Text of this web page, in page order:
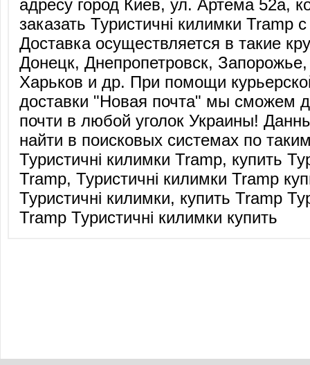
адресу город Киев, ул. Артема 52а,
заказать Туристичні килимки Tramp
Доставка осуществляется в такие
Донецк, Днепропетровск,
Харьков и др. При помощи
доставки "Новая почта" мы сможем
почти в любой уголок Украины!
найти в поисковых системах по
Туристичні килимки Tramp, купить
Tramp, Туристичні килимки Tramp
Туристичні килимки, купить Tramp
Tramp Туристичні килимки купить